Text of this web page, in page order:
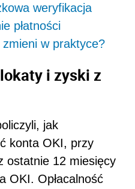
weryfikacja
płatności
w praktyce?
i zyski z
jak
konta OKI, przy
ostatnie 12 miesięcy
OKI. Opłacalność